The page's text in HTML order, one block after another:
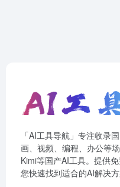
「AI工具导航」专注收录
画、视频、编程、办公等
Kimi等国产AI工具。提供
您快速找到适合的AI解决方